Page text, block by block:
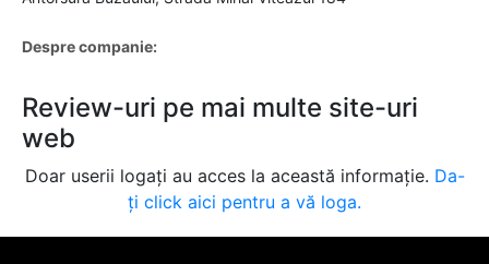
Despre companie:
Review-uri pe mai multe site-uri
web
Doar userii logați au acces la această informație. Da-
ți click aici pentru a vă loga.